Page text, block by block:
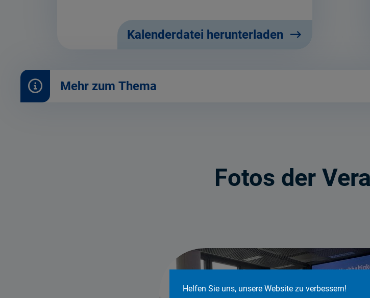
Helfen Sie uns, unsere Website zu verbessern!
Kalenderdatei herunterladen
Mehr zum Thema
Fotos der